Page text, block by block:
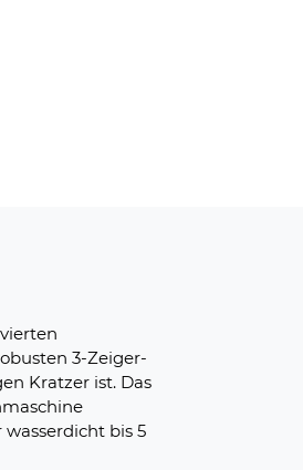
3-Zeiger-
Kratzer ist. Das
bis 5